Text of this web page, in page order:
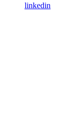
linkedin